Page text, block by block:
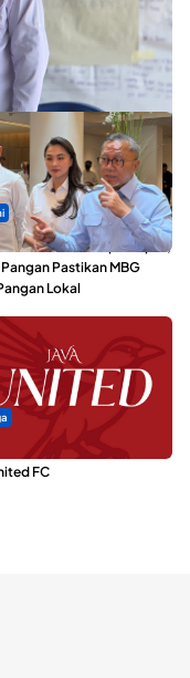
Rp3,13 Miliar untuk
Maluku Utara Dipercepat,
Pastikan MBG
Lokal
United Berubah Jadi
FC